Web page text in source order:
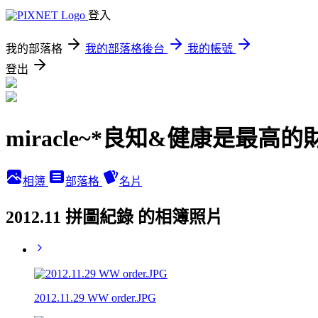
登入
我的部落格 我的部落格後台
我的帳號
登出
miracle~*良知&健康是最高的
相簿 部落格 名片
2012.11 拼圖紀錄 的相簿照片
2012.11.29 WW order.JPG